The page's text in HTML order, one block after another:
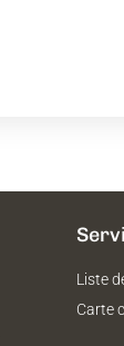
Liste
Carte